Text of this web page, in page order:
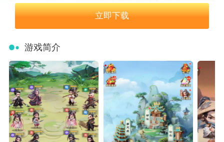
立即下载
游戏简介